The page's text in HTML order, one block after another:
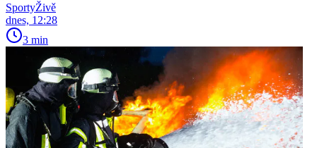
SportyŽivě
dnes, 12:28
3 min